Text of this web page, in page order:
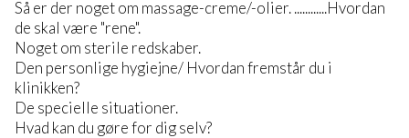
Så er der noget om massage-creme/-olier. ............Hvordan
de skal være "rene".
Noget om sterile redskaber.
Den personlige hygiejne/ Hvordan fremstår du i
klinikken?
De specielle situationer.
Hvad kan du gøre for dig selv?